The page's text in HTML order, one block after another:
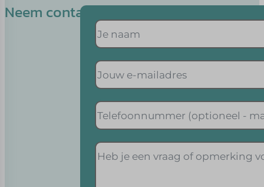
Neem contact op met Eveline